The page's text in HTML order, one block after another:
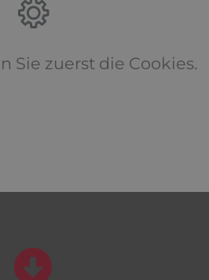
Sie zuerst die Cookies.